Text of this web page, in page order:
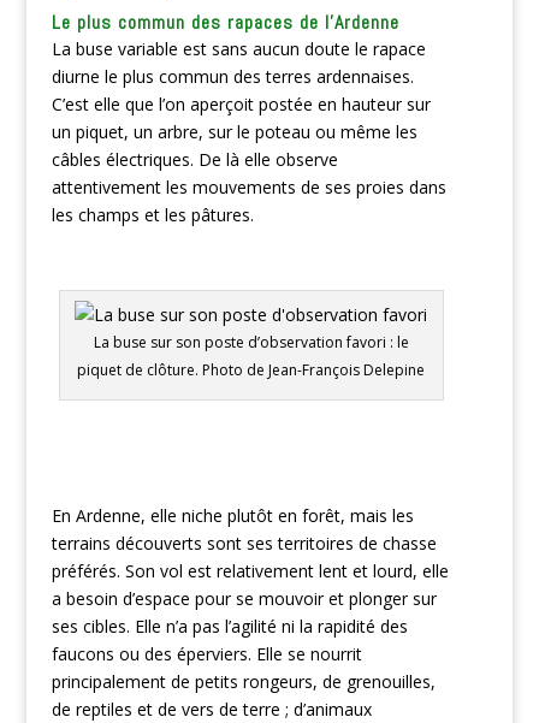
Le plus commun des rapaces de l’Ardenne
La buse variable est sans aucun doute le rapace
diurne le plus commun des terres ardennaises.
C’est elle que l’on aperçoit postée en hauteur sur
un piquet, un arbre, sur le poteau ou même les
câbles électriques. De là elle observe
attentivement les mouvements de ses proies dans
les champs et les pâtures.
La buse sur son poste d’observation favori : le
piquet de clôture. Photo de Jean-François Delepine
En Ardenne, elle niche plutôt en forêt, mais les
terrains découverts sont ses territoires de chasse
préférés. Son vol est relativement lent et lourd, elle
a besoin d’espace pour se mouvoir et plonger sur
ses cibles. Elle n’a pas l’agilité ni la rapidité des
faucons ou des éperviers. Elle se nourrit
principalement de petits rongeurs, de grenouilles,
de reptiles et de vers de terre ; d’animaux